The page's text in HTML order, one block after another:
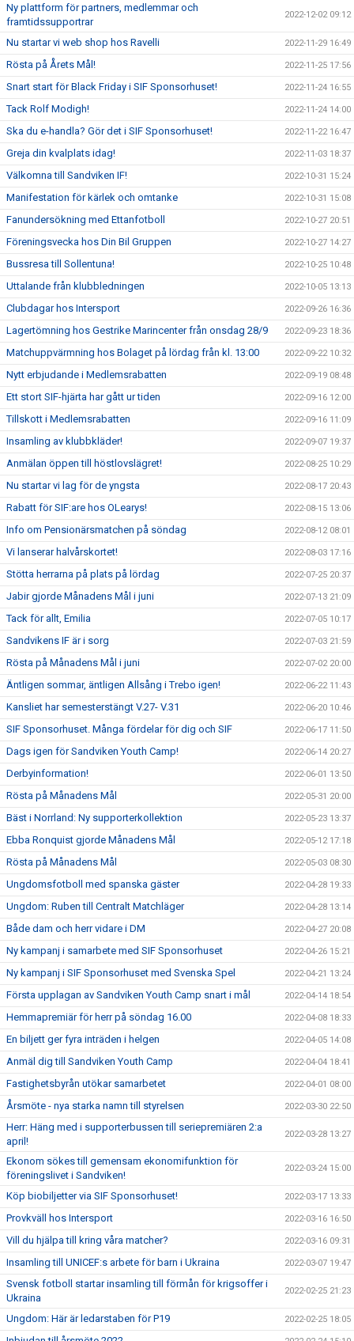
Ny plattform för partners, medlemmar och
framtidssupportrar
2022-12-02 09:12
Nu startar vi web shop hos Ravelli 2022-11-29 16:49
Rösta på Årets Mål! 2022-11-25 17:56
Snart start för Black Friday i SIF Sponsorhuset! 2022-11-24 16:55
Tack Rolf Modigh! 2022-11-24 14:00
Ska du e-handla? Gör det i SIF Sponsorhuset! 2022-11-22 16:47
Greja din kvalplats idag! 2022-11-03 18:37
Välkomna till Sandviken IF! 2022-10-31 15:24
Manifestation för kärlek och omtanke 2022-10-31 15:08
Fanundersökning med Ettanfotboll 2022-10-27 20:51
Föreningsvecka hos Din Bil Gruppen 2022-10-27 14:27
Bussresa till Sollentuna! 2022-10-25 10:48
Uttalande från klubbledningen 2022-10-05 13:13
Clubdagar hos Intersport 2022-09-26 16:36
Lagertömning hos Gestrike Marincenter från onsdag 28/9 2022-09-23 18:36
Matchuppvärmning hos Bolaget på lördag från kl. 13:00 2022-09-22 10:32
Nytt erbjudande i Medlemsrabatten 2022-09-19 08:48
Ett stort SIF-hjärta har gått ur tiden 2022-09-16 12:00
Tillskott i Medlemsrabatten 2022-09-16 11:09
Insamling av klubbkläder! 2022-09-07 19:37
Anmälan öppen till höstlovslägret! 2022-08-25 10:29
Nu startar vi lag för de yngsta 2022-08-17 20:43
Rabatt för SIF:are hos OLearys! 2022-08-15 13:06
Info om Pensionärsmatchen på söndag 2022-08-12 08:01
Vi lanserar halvårskortet! 2022-08-03 17:16
Stötta herrarna på plats på lördag 2022-07-25 20:37
Jabir gjorde Månadens Mål i juni 2022-07-13 21:09
Tack för allt, Emilia 2022-07-05 10:17
Sandvikens IF är i sorg 2022-07-03 21:59
Rösta på Månadens Mål i juni 2022-07-02 20:00
Äntligen sommar, äntligen Allsång i Trebo igen! 2022-06-22 11:43
Kansliet har semesterstängt V.27- V.31 2022-06-20 10:46
SIF Sponsorhuset. Många fördelar för dig och SIF 2022-06-17 11:50
Dags igen för Sandviken Youth Camp! 2022-06-14 20:27
Derbyinformation! 2022-06-01 13:50
Rösta på Månadens Mål 2022-05-31 20:00
Bäst i Norrland: Ny supporterkollektion 2022-05-23 13:37
Ebba Ronquist gjorde Månadens Mål 2022-05-12 17:18
Rösta på Månadens Mål 2022-05-03 08:30
Ungdomsfotboll med spanska gäster 2022-04-28 19:33
Ungdom: Ruben till Centralt Matchläger 2022-04-28 13:14
Både dam och herr vidare i DM 2022-04-27 20:08
Ny kampanj i samarbete med SIF Sponsorhuset 2022-04-26 15:21
Ny kampanj i SIF Sponsorhuset med Svenska Spel 2022-04-21 13:24
Första upplagan av Sandviken Youth Camp snart i mål 2022-04-14 18:54
Hemmapremiär för herr på söndag 16.00 2022-04-08 18:33
En biljett ger fyra inträden i helgen 2022-04-05 14:08
Anmäl dig till Sandviken Youth Camp 2022-04-04 18:41
Fastighetsbyrån utökar samarbetet 2022-04-01 08:00
Årsmöte - nya starka namn till styrelsen 2022-03-30 22:50
Herr: Häng med i supporterbussen till seriepremiären 2:a
april!
2022-03-28 13:27
Ekonom sökes till gemensam ekonomifunktion för
föreningslivet i Sandviken!
2022-03-24 15:00
Köp biobiljetter via SIF Sponsorhuset! 2022-03-17 13:33
Provkväll hos Intersport 2022-03-16 16:50
Vill du hjälpa till kring våra matcher? 2022-03-16 09:31
Insamling till UNICEF:s arbete för barn i Ukraina 2022-03-07 19:47
Svensk fotboll startar insamling till förmån för krigsoffer i
Ukraina
2022-02-25 21:23
Ungdom: Här är ledarstaben för P19 2022-02-25 18:05